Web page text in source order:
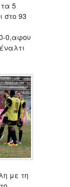
5
στο 93
0,αφου
με τη